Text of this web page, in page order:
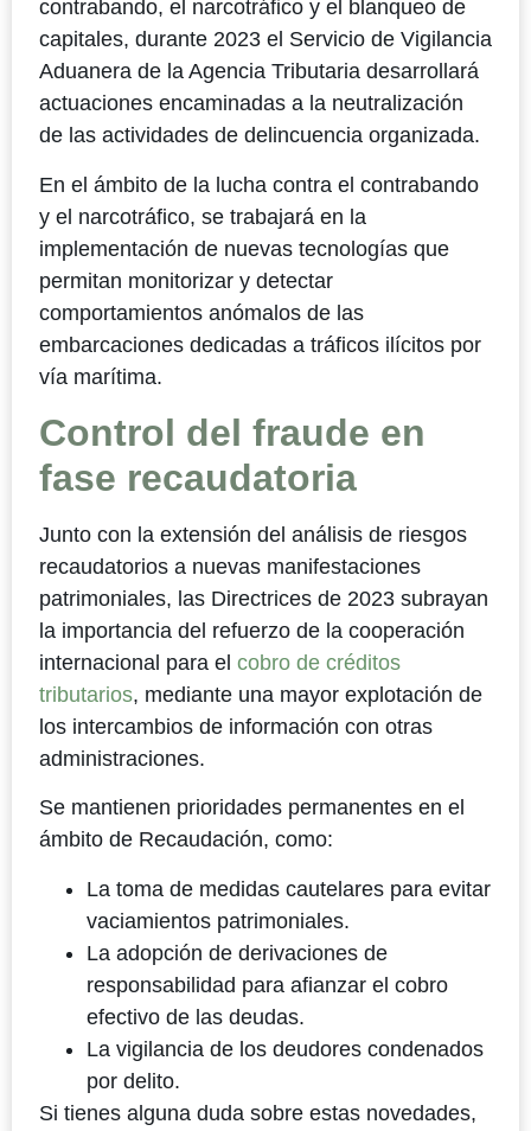
contrabando, el narcotráfico y el blanqueo de
capitales, durante 2023 el Servicio de Vigilancia
Aduanera de la Agencia Tributaria desarrollará
actuaciones encaminadas a la neutralización
de las actividades de delincuencia organizada.
En el ámbito de la lucha contra el contrabando
y el narcotráfico, se trabajará en la
implementación de nuevas tecnologías que
permitan monitorizar y detectar
comportamientos anómalos de las
embarcaciones dedicadas a tráficos ilícitos por
vía marítima.
Control del fraude en
fase recaudatoria
Junto con la extensión del análisis de riesgos
recaudatorios a nuevas manifestaciones
patrimoniales, las Directrices de 2023 subrayan
la importancia del refuerzo de la cooperación
internacional para el cobro de créditos
tributarios, mediante una mayor explotación de
los intercambios de información con otras
administraciones.
Se mantienen prioridades permanentes en el
ámbito de Recaudación, como:
La toma de medidas cautelares para evitar
vaciamientos patrimoniales.
La adopción de derivaciones de
responsabilidad para afianzar el cobro
efectivo de las deudas.
La vigilancia de los deudores condenados
por delito.
Si tienes alguna duda sobre estas novedades,